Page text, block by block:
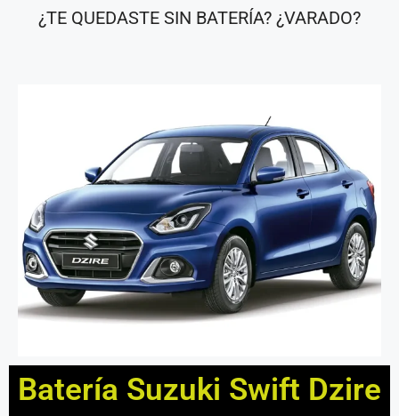
¿TE QUEDASTE SIN BATERÍA? ¿VARADO?
Batería Suzuki Swift Dzire